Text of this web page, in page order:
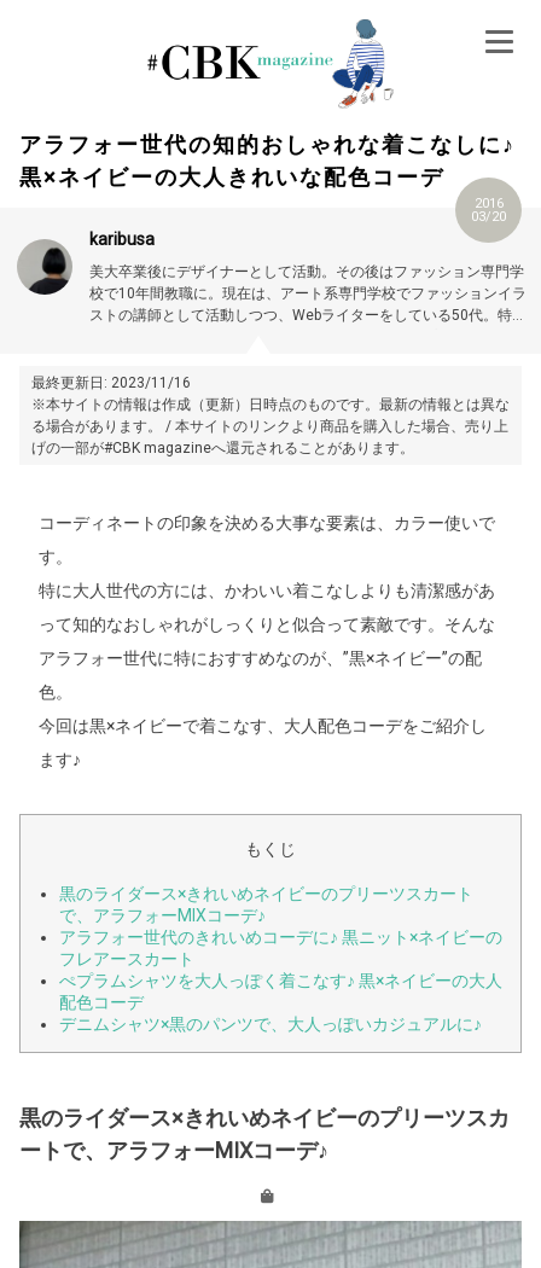
アラフォー世代の知的おしゃれな着こなしに♪
黒×ネイビーの大人きれいな配色コーデ
2016
03/20
karibusa
美大卒業後にデザイナーとして活動。その後はファッション専門学
校で10年間教職に。現在は、アート系専門学校でファッションイラ
ストの講師として活動しつつ、Webライターをしている50代。特に
最終更新日: 2023/11/16
※本サイトの情報は作成（更新）日時点のものです。最新の情報とは異な
る場合があります。 / 本サイトのリンクより商品を購入した場合、売り上
げの一部が#CBK magazineへ還元されることがあります。
コーディネートの印象を決める大事な要素は、カラー使いで
す。
特に大人世代の方には、かわいい着こなしよりも清潔感があ
って知的なおしゃれがしっくりと似合って素敵です。そんな
アラフォー世代に特におすすめなのが、”黒×ネイビー”の配
色。
今回は黒×ネイビーで着こなす、大人配色コーデをご紹介し
ます♪
もくじ
黒のライダース×きれいめネイビーのプリーツスカート
で、アラフォーMIXコーデ♪
アラフォー世代のきれいめコーデに♪ 黒ニット×ネイビーの
フレアースカート
ぺプラムシャツを大人っぽく着こなす♪ 黒×ネイビーの大人
配色コーデ
デニムシャツ×黒のパンツで、大人っぽいカジュアルに♪
黒のライダース×きれいめネイビーのプリーツスカ
ートで、アラフォーMIXコーデ♪